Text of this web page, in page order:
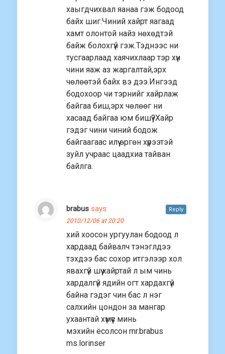
хаыгдчихвал яанаа гэж бодоод
байх шиг.Чиний хайрт яагаад
хамт олонтой найз нөхөдтэй
байж болохгүй гэж.Тэднээс ни
тусгаарлаад хаячихлаар тэр хүн
чини яаж аз жаргалтай,эрх
чөлөөтэй байх вэ дээ.Ингээд
бодохоор чи тэрнийг хайрлаж
байгаа биш,эрх чөлөөг ни
хасаад байгаа юм бишүү?Хайр
гэдэг чини чиний бодож
байгаагаас илүү өргөн хүрээтэй
зуйл учраас цаадхиа тайван
байлга.
brabus says:
2010/12/06 at 20:20
хий хоосон ургуулан бодоод л
хардаад байвалч тэнэглдээ
тэхдээ бас сохор итгэлээр хол
явахгүй шүү хайртай л ым чинь
хардалгүй ядийн огт хардахгүй
байна гэдэг чин бас л нэг
салхийн цондон за мангар
ухаантай хүмүүс минь
мэхийн ёсолсон mr.brabus
ms.lorinser
Reply